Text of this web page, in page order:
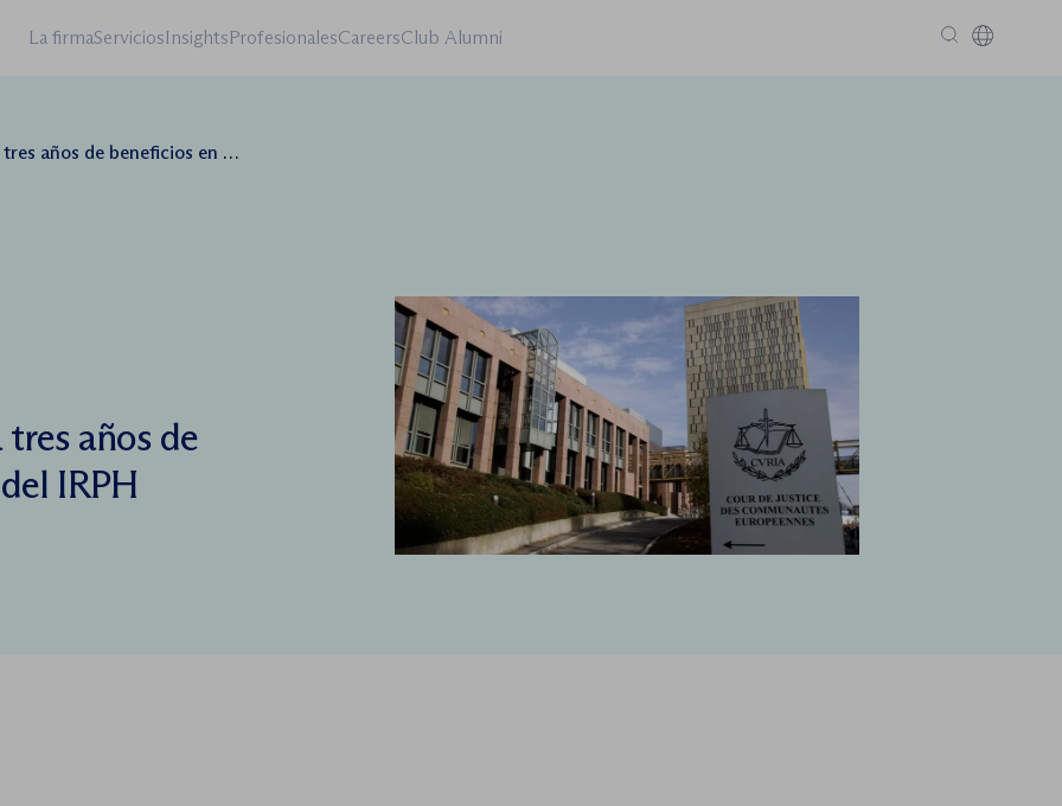
La firmaServiciosInsightsProfesionalesCareersClub Alumni
beneficios en la batalla del IRPH
tres años de
IRPH